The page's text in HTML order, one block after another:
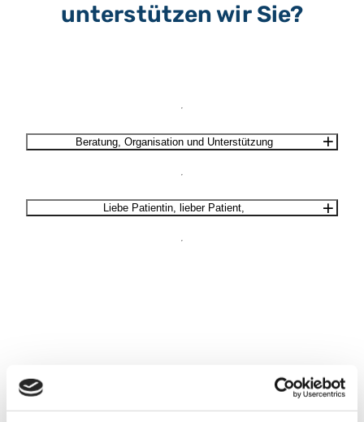
unterstützen wir Sie?
Beratung, Organisation und Unterstützung
Liebe Patientin, lieber Patient,